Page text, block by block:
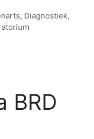
Diagnostiek,
BRD